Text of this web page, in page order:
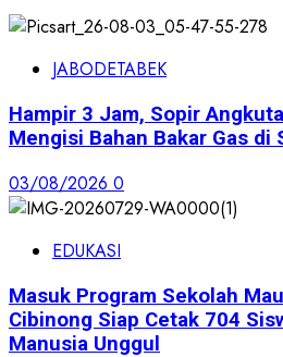
JABODETABEK
Hampir 3 Jam, Sopir
Mengisi Bahan Bakar Gas di
03/08/2026 0
EDUKASI
Masuk Program Sekolah
Cibinong Siap Cetak 704
Manusia Unggul